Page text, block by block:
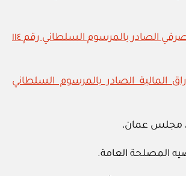
القانون المصرفي الصادر بالمرسوم السلطاني رقم ١١٤
المالية الصادر بالمرسوم السلطاني
مجلس عمان،
المصلحة العامة.